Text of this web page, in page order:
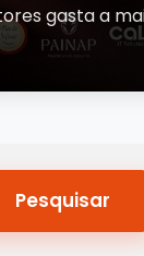
gasta a
Pesquisar